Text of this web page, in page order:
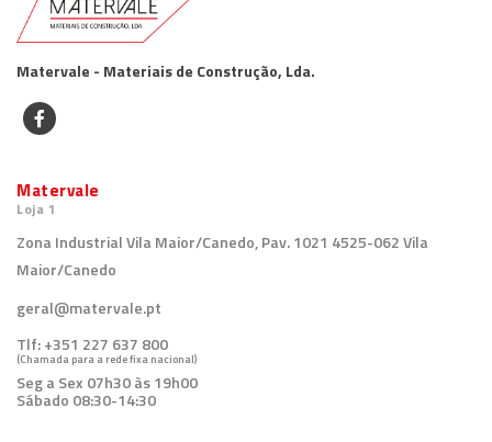
Matervale - Materiais de Construção, Lda.
Matervale
Loja 1
Zona Industrial Vila Maior/Canedo, Pav. 1021 4525-062 Vila
Maior/Canedo
geral@matervale.pt
Tlf:+351 227 637 800
(Chamada para a rede fixa nacional)
Seg a Sex 07h30 às 19h00
Sábado 08:30-14:30